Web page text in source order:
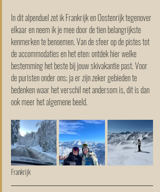
In dit alpenduel zet ik Frankrijk en Oostenrijk tegenover
elkaar en neem ik je mee door de tien belangrijkste
kenmerken te benoemen. Van de sfeer op de pistes tot
de accommodaties en het eten: ontdek hier welke
bestemming het beste bij jouw skivakantie past. Voor
de puristen onder ons; ja er zijn zeker gebieden te
bedenken waar het verschil net andersom is, dit is dan
ook meer het algemene beeld.
Frankrijk